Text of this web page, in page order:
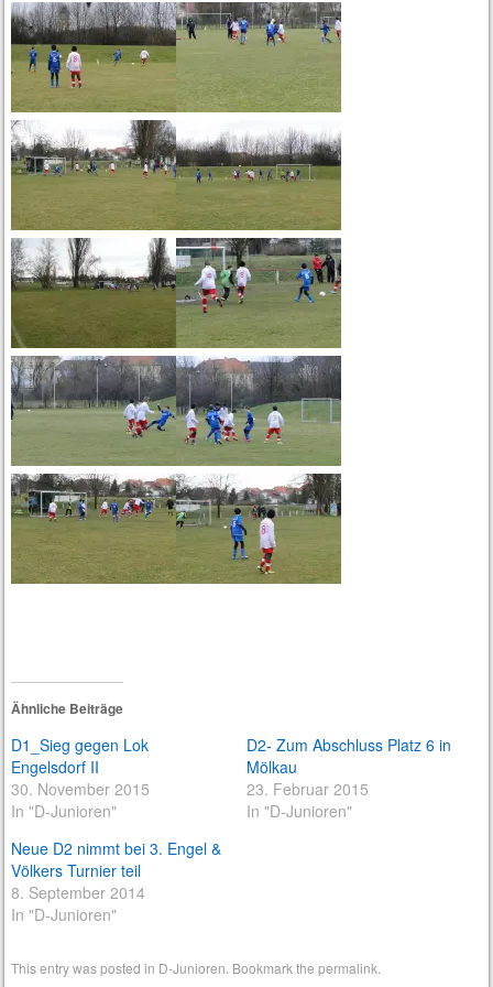
Ähnliche Beiträge
D1_Sieg gegen Lok
Engelsdorf II
30. November 2015
In "D-Junioren"
D2- Zum Abschluss Platz 6 in
Mölkau
23. Februar 2015
In "D-Junioren"
Neue D2 nimmt bei 3. Engel &
Völkers Turnier teil
8. September 2014
In "D-Junioren"
This entry was posted in D-Junioren . Bookmark thepermalink